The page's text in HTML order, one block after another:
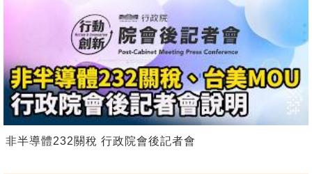
非半導體232關稅 行政院會後記者會